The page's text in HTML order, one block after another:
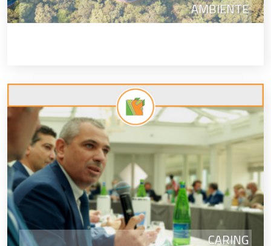
AMBIENTE
CARING